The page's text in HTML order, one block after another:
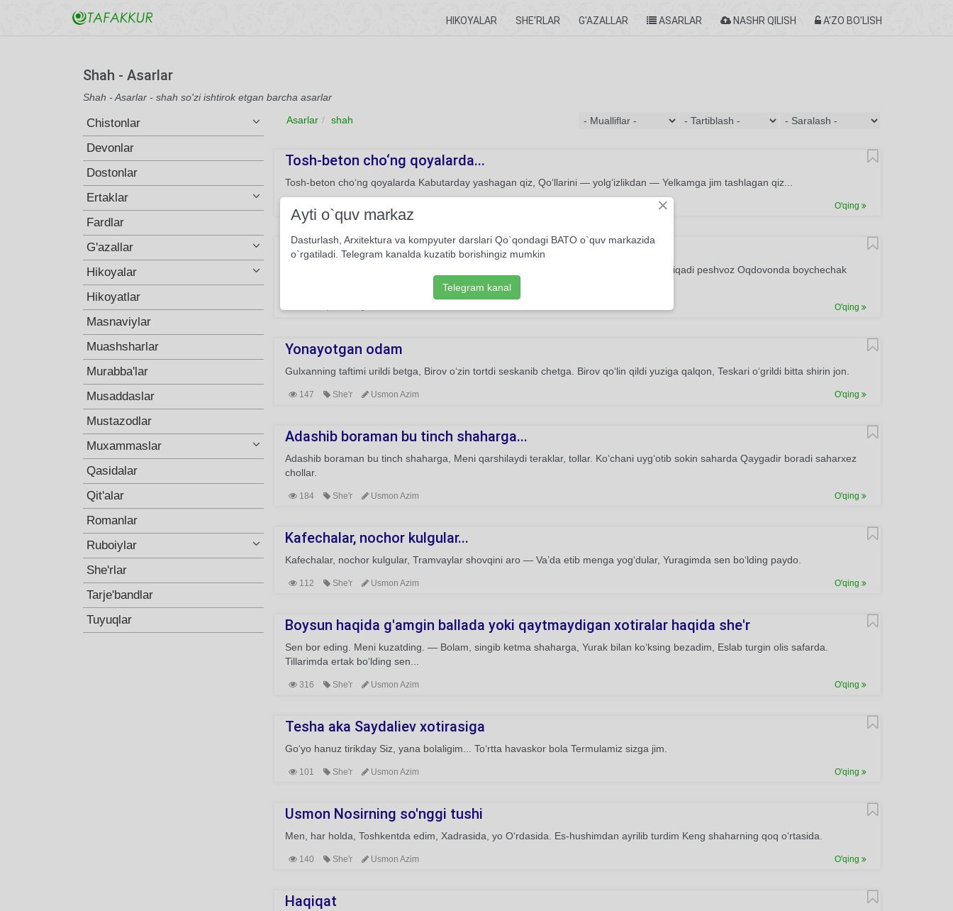
HIKOYALAR SHE'RLAR G'AZALLAR ASARLAR NASHR QILISH A'ZO BO'LISH
Shah - Asarlar
Shah - Asarlar - shah so'zi ishtirok etgan barcha asarlar
Chistonlar
Devonlar
Dostonlar
Ertaklar
Fardlar
G'azallar
Hikoyalar
Hikoyatlar
Masnaviylar
Muashsharlar
Murabba'lar
Musaddaslar
Mustazodlar
Muxammaslar
Qasidalar
Qit'alar
Romanlar
Ruboiylar
She'rlar
Tarje'bandlar
Tuyuqlar
Asarlar shah
Tosh-beton cho‘ng qoyalarda...
Tosh-beton cho‘ng qoyalarda Kabutarday yashagan qiz, Qo‘llarini — yolg‘izlikdan — Yelkamga jim tashlagan qiz...
O'qing
Xayr-xo‘sh yo‘q — jo‘nayman bexos...
Xayr-xo‘sh yo‘q — jo‘nayman bexos Sog‘inchning hur so‘ziga ko‘nib. Boysun menga chiqadi peshvoz Oqdovonda boychechak
O'qing
Yonayotgan odam
Gulxanning taftimi urildi betga, Birov o‘zin tortdi seskanib chetga. Birov qo‘lin qildi yuziga qalqon, Teskari o‘grildi bitta shirin jon.
147 She'r Usmon Azim O'qing
Adashib boraman bu tinch shaharga...
Adashib boraman bu tinch shaharga, Meni qarshilaydi teraklar, tollar. Ko‘chani uyg‘otib sokin saharda Qaygadir boradi saharxez
chollar.
184 She'r Usmon Azim O'qing
Kafechalar, nochor kulgular...
Kafechalar, nochor kulgular, Tramvaylar shovqini aro — Va’da etib menga yog‘dular, Yuragimda sen bo‘lding paydo.
112 She'r Usmon Azim O'qing
Boysun haqida g'amgin ballada yoki qaytmaydigan xotiralar haqida she'r
Sen bor eding. Meni kuzatding. — Bolam, singib ketma shaharga, Yurak bilan ko‘ksing bezadim, Eslab turgin olis safarda.
Tillarimda ertak bo‘lding sen...
316 She'r Usmon Azim O'qing
Tesha aka Saydaliev xotirasiga
Go‘yo hanuz tirikday Siz, yana bolaligim... To‘rtta havaskor bola Termulamiz sizga jim.
101 She'r Usmon Azim O'qing
Usmon Nosirning so'nggi tushi
Men, har holda, Toshkentda edim, Xadrasida, yo O‘rdasida. Es-hushimdan ayrilib turdim Keng shaharning qoq o‘rtasida.
140 She'r Usmon Azim O'qing
Haqiqat
×
Ayti o`quv markaz
Dasturlash, Arxitektura va kompyuter darslari Qo`qondagi BATO o`quv markazida
o`rgatiladi. Telegram kanalda kuzatib borishingiz mumkin
Telegram kanal